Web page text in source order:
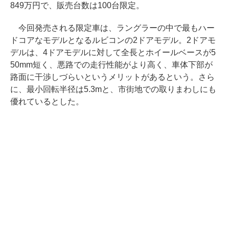
849万円で、販売台数は100台限定。
今回発売される限定車は、ラングラーの中で最もハー
ドコアなモデルとなるルビコンの2ドアモデル。2ドアモ
デルは、4ドアモデルに対して全長とホイールベースが5
50mm短く、悪路での走行性能がより高く、車体下部が
路面に干渉しづらいというメリットがあるという。さら
に、最小回転半径は5.3mと、市街地での取りまわしにも
優れているとした。